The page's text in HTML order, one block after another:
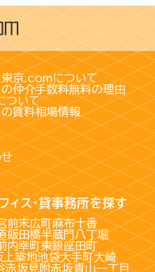
東京.comについて
の仲介手数料無料の理由
ついて
の賃料相場情報
ィス・貸事務所を探す
前末広町麻布十番
飯田橋半蔵門八丁堀
内幸町東銀座田町
上築地池袋大手町大崎
赤坂見附赤坂青山一丁目